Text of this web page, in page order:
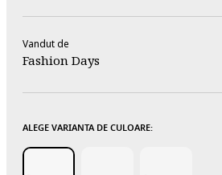
Vandut de
Fashion Days
ALEGE VARIANTA DE CULOARE: